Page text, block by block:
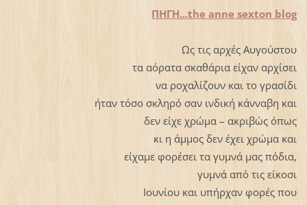
ΠΗΓΗ...the anne sexton blog
Ως τις αρχές Αυγούστου
τα αόρατα σκαθάρια είχαν αρχίσει
να ροχαλίζουν και το γρασίδι
ήταν τόσο σκληρό σαν ινδική κάνναβη και
δεν είχε χρώμα – ακριβώς όπως
κι η άμμος δεν έχει χρώμα και
είχαμε φορέσει τα γυμνά μας πόδια,
γυμνά από τις είκοσι
Ιουνίου και υπήρχαν φορές που